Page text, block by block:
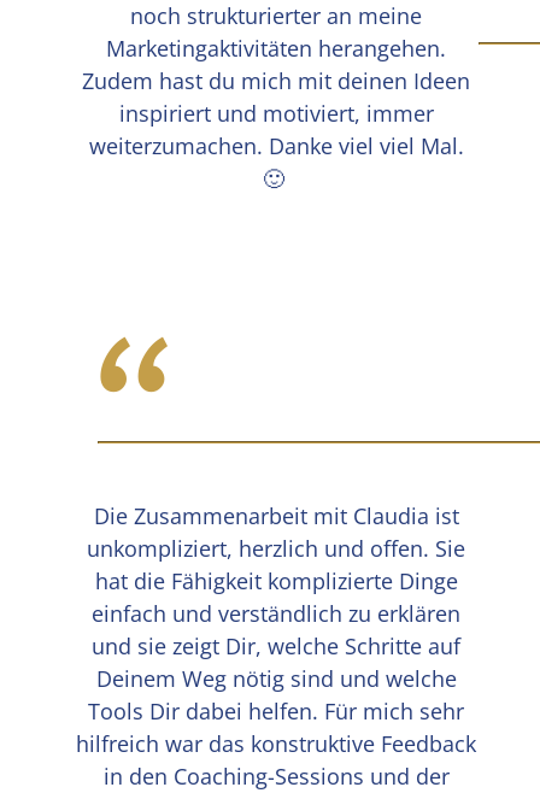
noch strukturierter an meine
Marketingaktivitäten herangehen.
Zudem hast du mich mit deinen Ideen
inspiriert und motiviert, immer
weiterzumachen. Danke viel viel Mal.
🙂
“
Die Zusammenarbeit mit Claudia ist
unkompliziert, herzlich und offen. Sie
hat die Fähigkeit komplizierte Dinge
einfach und verständlich zu erklären
und sie zeigt Dir, welche Schritte auf
Deinem Weg nötig sind und welche
Tools Dir dabei helfen. Für mich sehr
hilfreich war das konstruktive Feedback
in den Coaching-Sessions und der